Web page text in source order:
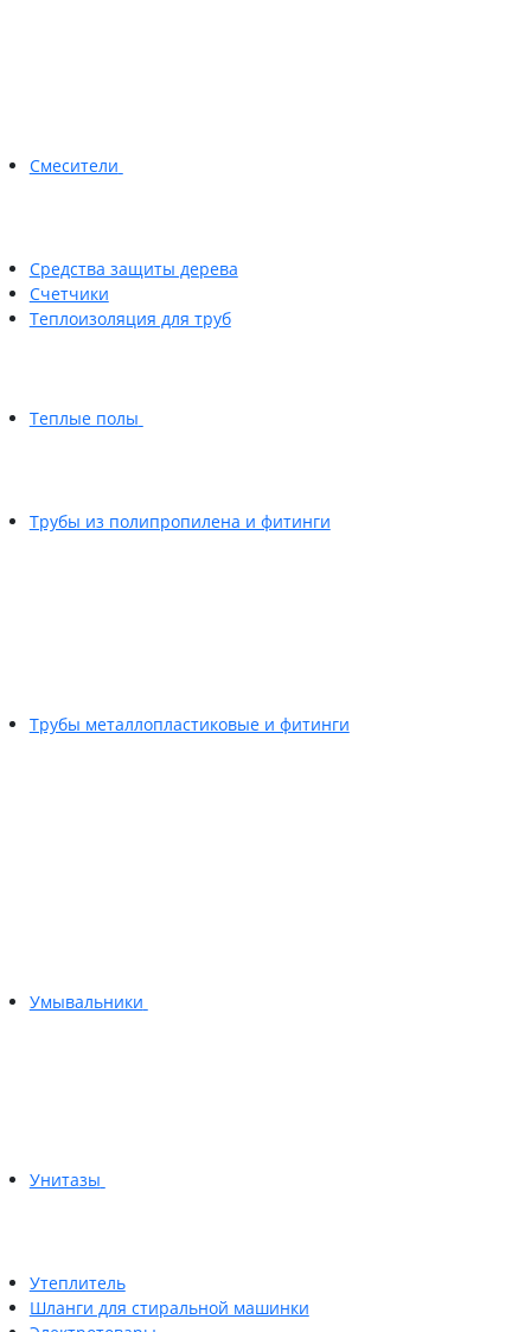
Смесители
Средства защиты дерева
Счетчики
Теплоизоляция для труб
Теплые полы
Трубы из полипропилена и фитинги
Трубы металлопластиковые и фитинги
Умывальники
Унитазы
Утеплитель
Шланги для стиральной машинки